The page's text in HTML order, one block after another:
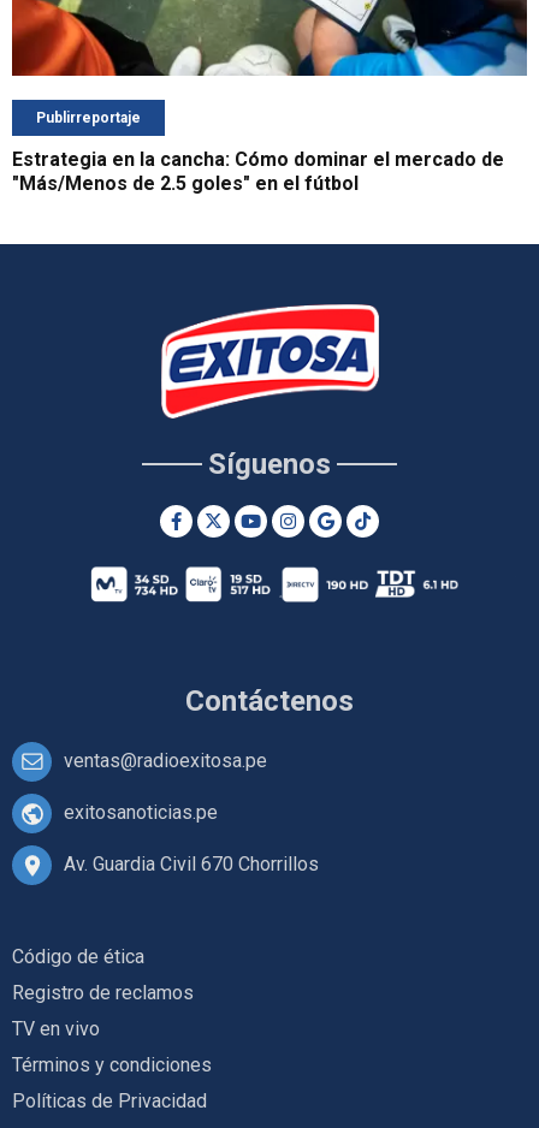
Publirreportaje
Estrategia en la cancha: Cómo dominar el mercado de
"Más/Menos de 2.5 goles" en el fútbol
Contáctenos
ventas@radioexitosa.pe
exitosanoticias.pe
Av. Guardia Civil 670 Chorrillos
Síguenos
Código de ética
Registro de reclamos
TV en vivo
Términos y condiciones
Políticas de Privacidad